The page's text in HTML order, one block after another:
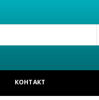
КОНТАКТ